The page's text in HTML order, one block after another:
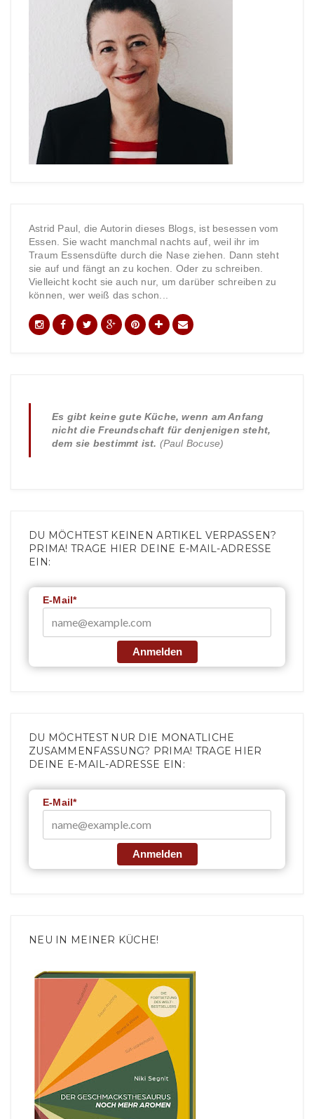
Astrid Paul, die Autorin dieses Blogs, ist besessen vom
Essen. Sie wacht manchmal nachts auf, weil ihr im
Traum Essensdüfte durch die Nase ziehen. Dann steht
sie auf und fängt an zu kochen. Oder zu schreiben.
Vielleicht kocht sie auch nur, um darüber schreiben zu
können, wer weiß das schon...
Es gibt keine gute Küche, wenn am Anfang
nicht die Freundschaft für denjenigen steht,
dem sie bestimmt ist. (Paul Bocuse)
DU MÖCHTEST KEINEN ARTIKEL VERPASSEN?
PRIMA! TRAGE HIER DEINE E-MAIL-ADRESSE
EIN:
E-Mail*
Anmelden
DU MÖCHTEST NUR DIE MONATLICHE
ZUSAMMENFASSUNG? PRIMA! TRAGE HIER
DEINE E-MAIL-ADRESSE EIN:
E-Mail*
Anmelden
NEU IN MEINER KÜCHE!